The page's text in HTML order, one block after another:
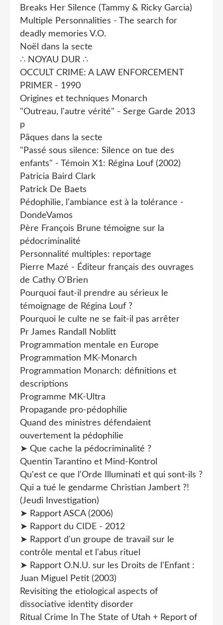
Breaks Her Silence (Tammy & Ricky Garcia)
Multiple Personnalities - The search for
deadly memories V.O.
Noël dans la secte
∴ NOYAU DUR ∴
OCCULT CRIME: A LAW ENFORCEMENT
PRIMER - 1990
Origines et techniques Monarch
"Outreau, l'autre vérité" - Serge Garde 2013
p
Pâques dans la secte
"Passé sous silence: Silence on tue des
enfants" - Témoin X1: Régina Louf (2002)
Patricia Baird Clark
Patrick De Baets
Pédophilie, l'ambiance est à la tolérance -
DondeVamos
Père François Brune témoigne sur la
pédocriminalité
Personnalité multiples: reportage
Pierre Mazé - Éditeur français des ouvrages
de Cathy O'Brien
Pourquoi faut-il prendre au sérieux le
témoignage de Régina Louf ?
Pourquoi le culte ne se fait-il pas arrêter
Pr James Randall Noblitt
Programmation mentale en Europe
Programmation MK-Monarch
Programmation Monarch: définitions et
descriptions
Programme MK-Ultra
Propagande pro-pédophilie
Quand des ministres défendaient
ouvertement la pédophilie
➤ Que cache la pédocriminalité ?
Quentin Tarantino et Mind-Kontrol
Qu'est ce que l'Orde Illuminati et qui sont-ils ?
Qui a tué le gendarme Christian Jambert ?!
(Jeudi Investigation)
➤ Rapport ASCA (2006)
➤ Rapport du CIDE - 2012
➤ Rapport d'un groupe de travail sur le
contrôle mental et l'abus rituel
➤ Rapport O.N.U. sur les Droits de l'Enfant :
Juan Miguel Petit (2003)
Revisiting the etiological aspects of
dissociative identity disorder
Ritual Crime In The State of Utah + Report of